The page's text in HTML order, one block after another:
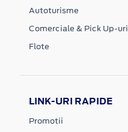
Autoturisme
Comerciale & Pick Up-uri
Flote
LINK-URI RAPIDE
Promotii